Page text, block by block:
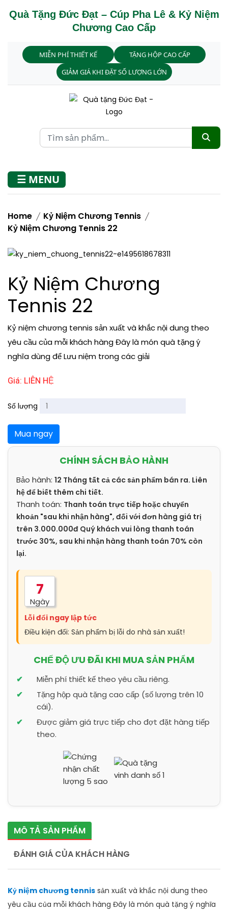
Quà Tặng Đức Đạt – Cúp Pha Lê & Kỷ Niệm
Chương Cao Cấp
MIỄN PHÍ THIẾT KẾ
TẶNG HỘP CAO CẤP
GIẢM GIÁ KHI ĐẶT SỐ LƯỢNG LỚN
☰ MENU
Home
Kỷ Niệm Chương Tennis
Kỷ Niệm Chương Tennis 22
Kỷ Niệm Chương
Tennis 22
Kỷ niệm chương tennis sản xuất và khắc nội dung theo
yêu cầu của mỗi khách hàng Đây là món quà tặng ý
nghĩa dùng để Lưu niệm trong các giải
Giá: LIÊN HỆ
Số lượng
Mua ngay
CHÍNH SÁCH BẢO HÀNH
Bảo hành: 12 Tháng tất cả các sản phẩm bán ra. Liên
hệ để biết thêm chi tiết.
Thanh toán: Thanh toán trực tiếp hoặc chuyển
khoản "sau khi nhận hàng", đối với đơn hàng giá trị
trên 3.000.000đ Quý khách vui lòng thanh toán
trước 30%, sau khi nhận hàng thanh toán 70% còn
lại.
7
Ngày
Lỗi đổi ngay lập tức
Điều kiện đổi: Sản phẩm bị lỗi do nhà sản xuất!
CHẾ ĐỘ ƯU ĐÃI KHI MUA SẢN PHẨM
Miễn phí thiết kế theo yêu cầu riêng.
Tặng hộp quà tặng cao cấp (số lượng trên 10
cái).
Được giảm giá trực tiếp cho đợt đặt hàng tiếp
theo.
MÔ TẢ SẢN PHẨM
ĐÁNH GIÁ CỦA KHÁCH HÀNG
Kỷ niệm chương tennis sản xuất và khắc nội dung theo
yêu cầu của mỗi khách hàng Đây là món quà tặng ý nghĩa